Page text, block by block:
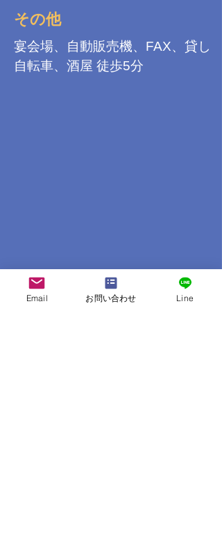
その他
宴会場、自動販売機、FAX、貸し
自転車、酒屋 徒歩5分
Email お問い合わせ Line